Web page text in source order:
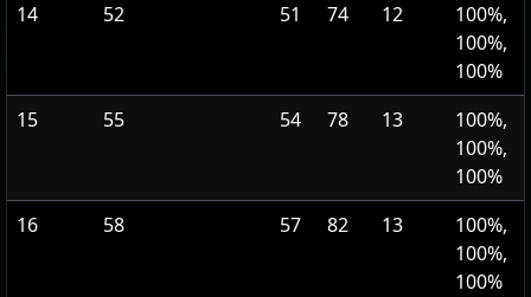
14
52 51 74 12
100%,
100%,
100%
15
55 54 78 13
100%,
100%,
100%
16
58 57 82 13
100%,
100%,
100%